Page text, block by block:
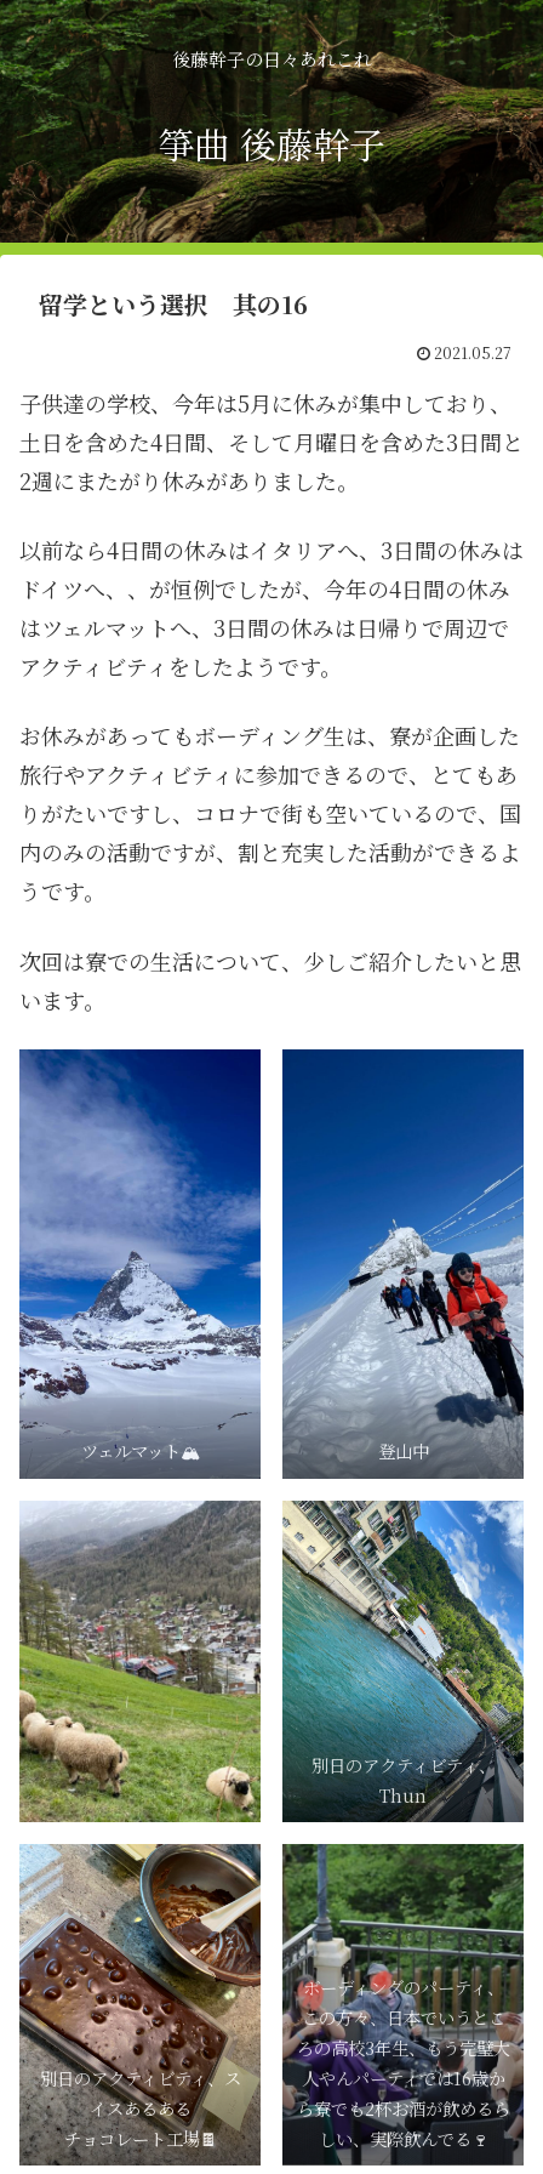
後藤幹子の日々あれこれ
箏曲 後藤幹子
留学という選択 其の16
2021.05.27
子供達の学校、今年は5月に休みが集中しており、
土日を含めた4日間、そして月曜日を含めた3日間と
2週にまたがり休みがありました。
以前なら4日間の休みはイタリアへ、3日間の休みは
ドイツへ、、が恒例でしたが、今年の4日間の休み
はツェルマットへ、3日間の休みは日帰りで周辺で
アクティビティをしたようです。
お休みがあってもボーディング生は、寮が企画した
旅行やアクティビティに参加できるので、とてもあ
りがたいですし、コロナで街も空いているので、国
内のみの活動ですが、割と充実した活動ができるよ
うです。
次回は寮での生活について、少しご紹介したいと思
います。
ツェルマット🏔 登山中
別日のアクティビティ、
Thun
別日のアクティビティ、ス
イスあるある
チョコレート工場🍫
ボーディングのパーティ、
この方々、日本でいうとこ
ろの高校3年生、もう完璧大
人やんパーティでは16歳か
ら寮でも2杯お酒が飲めるら
しい、実際飲んでる🍷